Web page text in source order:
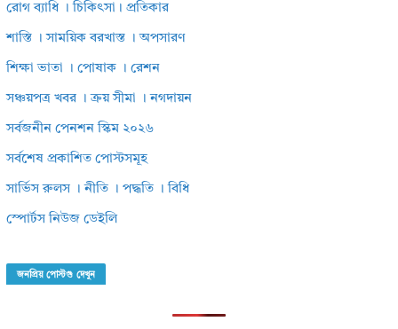
রোগ ব্যাধি । চিকিৎসা। প্রতিকার
শাস্তি । সাময়িক বরখাস্ত । অপসারণ
শিক্ষা ভাতা । পোষাক । রেশন
সঞ্চয়পত্র খবর । ক্রয় সীমা । নগদায়ন
সর্বজনীন পেনশন স্কিম ২০২৬
সর্বশেষ প্রকাশিত পোস্টসমূহ
সার্ভিস রুলস । নীতি । পদ্ধতি । বিধি
স্পোর্টস নিউজ ডেইলি
জনপ্রিয় পোস্টগু দেখুন